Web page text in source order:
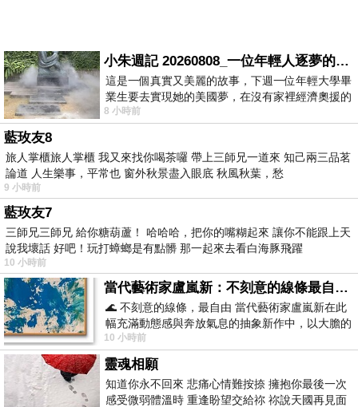
小朱週記 20260808_一位年輕人逐夢的真實故事
這是一個真實又美麗的故事，下週一位年輕大學畢
業生要去實現她的美國夢，在沒有家裡經濟奧援的
情況下，靠著自我努力工作累積出國基
8 小時前
藍玫友8
旅人掌櫃旅人掌櫃 我又來找你喝茶囉 帶上三師兄一道來 知己兩三品茗
論道 人生樂事，平常也 窗外秋景盡入眼底 秋風秋葉，愁
9 小時前
藍玫友7
三師兄三師兄 給你糖葫蘆！ 哈哈哈，把你的嘴糊起來 讓你不能跟上天
說我壞話 好吧！玩打蟑螂是有點髒 那一起來去看白海豚飛躍
10 小時前
當代藝術家盧嵐新：不刻意的線條最自由，讓色彩流動、筆觸自己說話
🌊 不刻意的線條，最自由 當代藝術家盧嵐新在此
幅充滿動態感與奔放氣息的抽象新作中，以大膽的
藍色顏料在白色畫布上揮灑、壓印與流淌
10 小時前
靈魂相願
知道你永不回來 悲痛心情難按捺 擁抱你最後一次
感受微弱體溫時 重逢盼望交給祢 祢說天國再見面